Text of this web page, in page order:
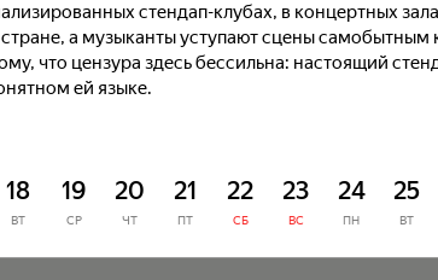
стендап-клубах, в концертных
а музыканты уступают сцены
что цензура здесь бессильна: настоящий
ей языке.
18
ВТ
19
СР
20
ЧТ
21
ПТ
22
СБ
23
ВС
24
ПН
25
ВТ